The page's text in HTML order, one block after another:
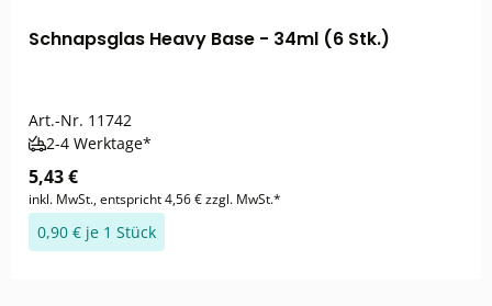
Schnapsglas Heavy Base - 34ml (6 Stk.)
Art.-Nr. 11742
2-4 Werktage*
5,43 €
inkl. MwSt., entspricht 4,56 € zzgl. MwSt.*
0,90 € je 1 Stück